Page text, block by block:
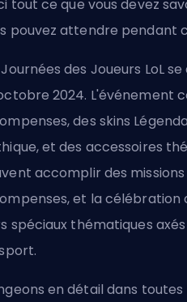
tout ce que vous devez
pouvez attendre pendant
Journées des Joueurs LoL
2024. L'événement
des skins
et des accessoires
accomplir des
et la
spéciaux thématiques
en détail dans